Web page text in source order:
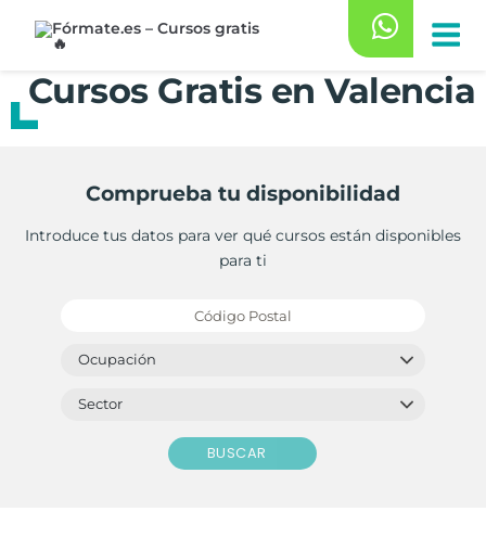
Cursos Gratis en Valencia
Comprueba tu disponibilidad
Introduce tus datos para ver qué cursos están disponibles
para ti
BUSCAR